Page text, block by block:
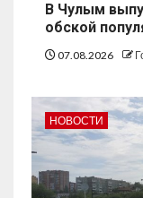
В Чулым
обской
07.08.2026
НОВОСТИ